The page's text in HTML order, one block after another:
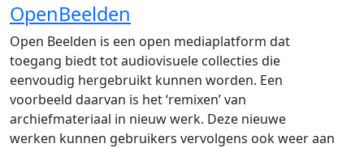
OpenBeelden
Open Beelden is een open mediaplatform dat
toegang biedt tot audiovisuele collecties die
eenvoudig hergebruikt kunnen worden. Een
voorbeeld daarvan is het ‘remixen’ van
archiefmateriaal in nieuw werk. Deze nieuwe
werken kunnen gebruikers vervolgens ook weer aan